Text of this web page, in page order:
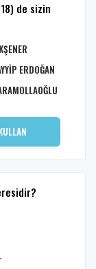
de sizin
ERDOĞAN